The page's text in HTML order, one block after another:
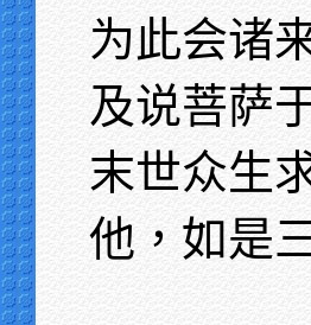
为此会诸
及说菩萨
末世众生
他，如是